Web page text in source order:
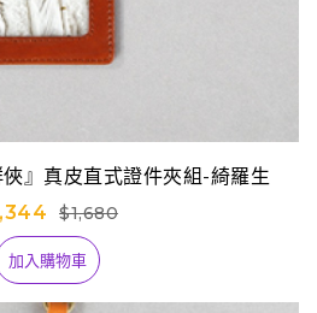
』真皮直式證件夾組-綺羅生
$1,680
加入購物車